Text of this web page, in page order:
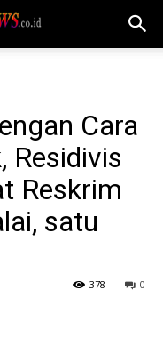
Cara
Residivis
Reskrim
satu
0
378